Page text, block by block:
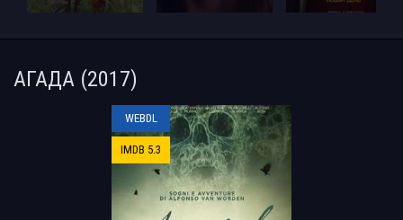
АГАДА (2017)
WEBDL
IMDB 5.3